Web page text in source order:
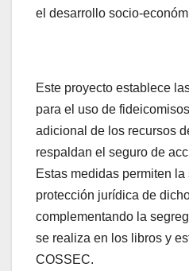
el desarrollo socio-
Este proyecto establece
para el uso de
adicional de los recursos
respaldan el seguro de
Estas medidas permiten
protección jurídica de
complementando la
se realiza en los libros y
COSSEC.